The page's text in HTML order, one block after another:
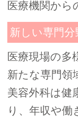
医療機関から
新しい専門
医療現場の多
新たな専門領
美容外科は健
り、年収や働